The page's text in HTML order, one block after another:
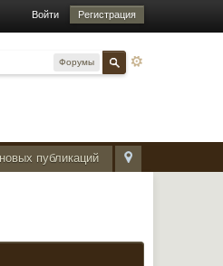
Войти Регистрация
Форумы
публикаций